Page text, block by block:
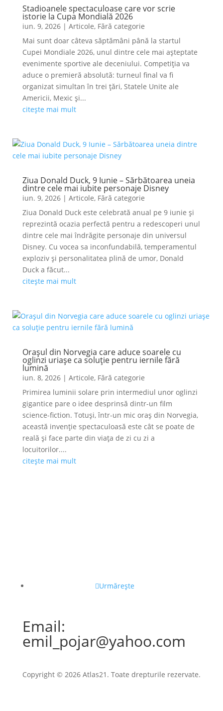
Stadioanele spectaculoase care vor scrie
istorie la Cupa Mondială 2026
iun. 9, 2026| Articole, Fără categorie
Mai sunt doar câteva săptămâni până la startul
Cupei Mondiale 2026, unul dintre cele mai așteptate
evenimente sportive ale deceniului. Competiția va
aduce o premieră absolută: turneul final va fi
organizat simultan în trei țări, Statele Unite ale
Americii, Mexic și...
citește mai mult
Ziua Donald Duck, 9 Iunie – Sărbătoarea uneia
dintre cele mai iubite personaje Disney
iun. 9, 2026| Articole, Fără categorie
Ziua Donald Duck este celebrată anual pe 9 iunie și
reprezintă ocazia perfectă pentru a redescoperi unul
dintre cele mai îndrăgite personaje din universul
Disney. Cu vocea sa inconfundabilă, temperamentul
exploziv și personalitatea plină de umor, Donald
Duck a făcut...
citește mai mult
Orașul din Norvegia care aduce soarele cu
oglinzi uriașe ca soluție pentru iernile fără
lumină
iun. 8, 2026| Articole, Fără categorie
Primirea luminii solare prin intermediul unor oglinzi
gigantice pare o idee desprinsă dintr-un film
science-fiction. Totuși, într-un mic oraș din Norvegia,
această invenție spectaculoasă este cât se poate de
reală și face parte din viața de zi cu zi a
locuitorilor....
citește mai mult
Urmărește
Email:
emil_pojar@yahoo.com
Copyright © 2026 Atlas21. Toate drepturile rezervate.